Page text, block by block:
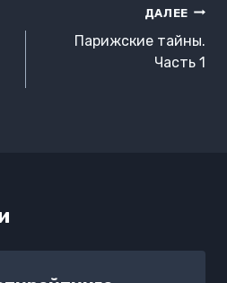
ДАЛЕЕ
Парижские тайны.
Часть 1